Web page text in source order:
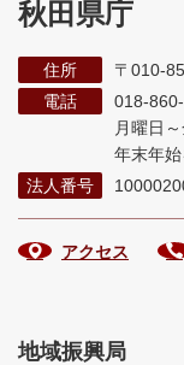
秋田県庁
住所
〒010-
電話
018-860-
月曜日
年末年始
法人番号
アクセス
地域振興局